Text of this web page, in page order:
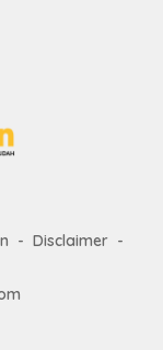
Disclaimer